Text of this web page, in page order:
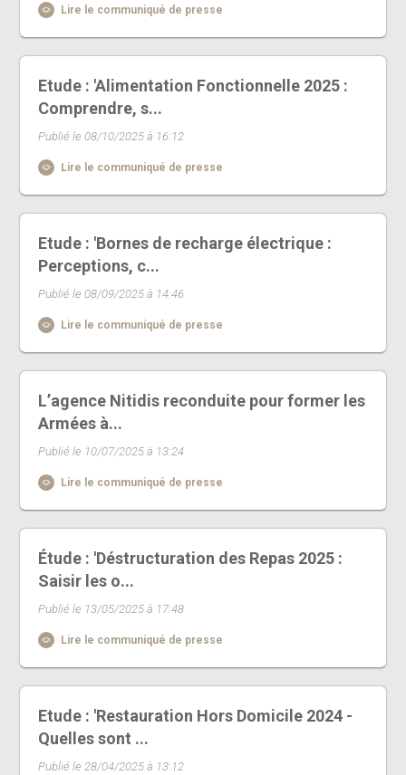
Lire le communiqué de presse
Etude : 'Alimentation Fonctionnelle 2025 :
Comprendre, s...
Publié le 08/10/2025 à 16:12
Lire le communiqué de presse
Etude : 'Bornes de recharge électrique :
Perceptions, c...
Publié le 08/09/2025 à 14:46
Lire le communiqué de presse
L’agence Nitidis reconduite pour former les
Armées à...
Publié le 10/07/2025 à 13:24
Lire le communiqué de presse
Étude : 'Déstructuration des Repas 2025 :
Saisir les o...
Publié le 13/05/2025 à 17:48
Lire le communiqué de presse
Etude : 'Restauration Hors Domicile 2024 -
Quelles sont ...
Publié le 28/04/2025 à 13:12